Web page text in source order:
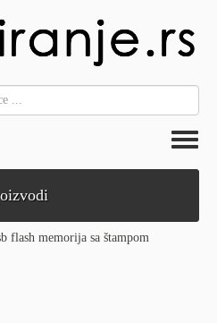
flash memorija sa štampom